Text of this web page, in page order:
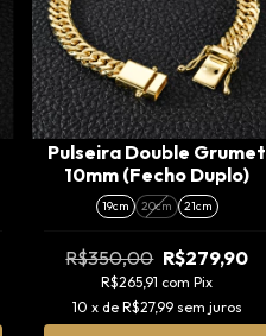
Pulseira Double Grumet
10mm (Fecho Duplo)
19cm 20cm 21cm
R$350,00 R$279,90
R$265,91 com Pix
10 x de R$27,99 sem juros